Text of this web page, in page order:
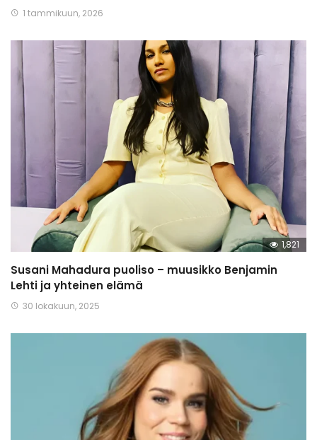
1 tammikuun, 2026
1,821
Susani Mahadura puoliso – muusikko Benjamin
Lehti ja yhteinen elämä
30 lokakuun, 2025